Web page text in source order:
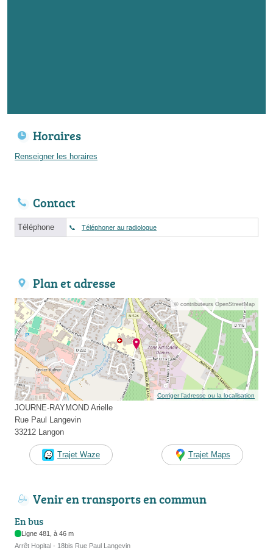
Horaires
Renseigner les horaires
Contact
Téléphone Téléphoner au radiologue
Plan et adresse
© contributeurs OpenStreetMap
Corriger l’adresse ou la localisation
JOURNE-RAYMOND Arielle
Rue Paul Langevin
33212 Langon
Trajet Waze Trajet Maps
Venir en transports en commun
En bus
Ligne 481, à 46 m
Arrêt Hopital - 18bis Rue Paul Langevin